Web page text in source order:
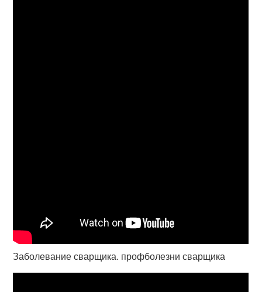
Заболевание сварщика. профболезни сварщика